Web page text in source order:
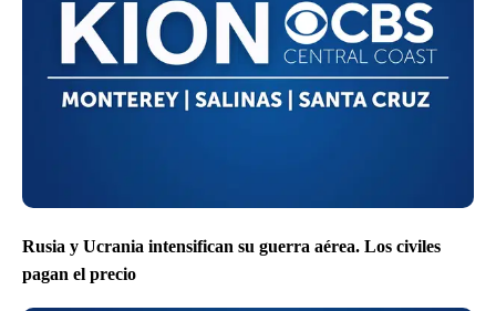
Rusia y Ucrania intensifican su guerra aérea. Los civiles
pagan el precio